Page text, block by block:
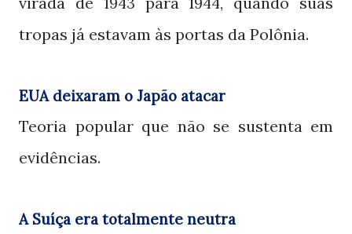
tropas já estavam às portas da Polônia.
EUA deixaram o Japão atacar
Teoria popular que não se sustenta em
evidências.
A Suíça era totalmente neutra